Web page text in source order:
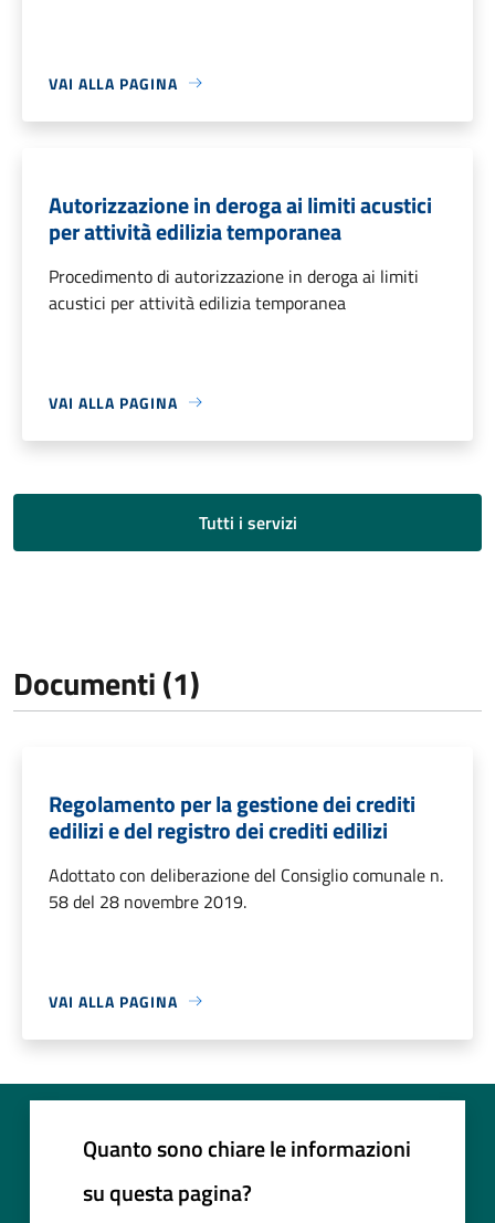
VAI ALLA PAGINA
Autorizzazione in deroga ai limiti acustici
per attività edilizia temporanea
Procedimento di autorizzazione in deroga ai limiti
acustici per attività edilizia temporanea
VAI ALLA PAGINA
Tutti i servizi
Documenti (1)
Regolamento per la gestione dei crediti
edilizi e del registro dei crediti edilizi
Adottato con deliberazione del Consiglio comunale n.
58 del 28 novembre 2019.
VAI ALLA PAGINA
Quanto sono chiare le informazioni
su questa pagina?